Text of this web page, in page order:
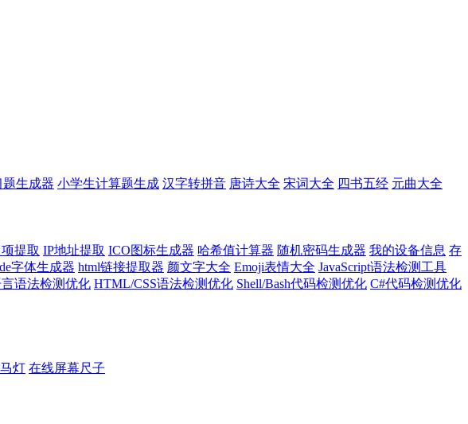
生成器 小学生计算题生成 汉字转拼音 唐诗大全 宋词大全 四书五经 元曲大全
提取 IP地址提取 ICO图标生成器 哈希值计算器 随机密码生成器 我的设备信息 存
字体生成器 html链接提取器 颜文字大全 Emoji表情大全 JavaScript语法检测工具
语法检测优化 HTML/CSS语法检测优化 Shell/Bash代码检测优化 C#代码检测优化
灯 在线屏幕尺子